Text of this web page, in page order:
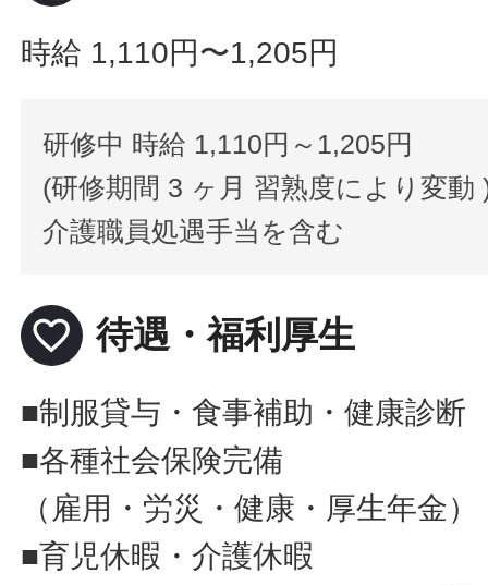
時給 1,110円〜1,205円
研修中 時給 1,110円～1,205円
(研修期間 3 ヶ月 習熟度により変動
介護職員処遇手当を含む
favorite_border 待遇・福利厚生
■制服貸与・食事補助・健康診断
■各種社会保険完備
（雇用・労災・健康・厚生年金）
■育児休暇・介護休暇